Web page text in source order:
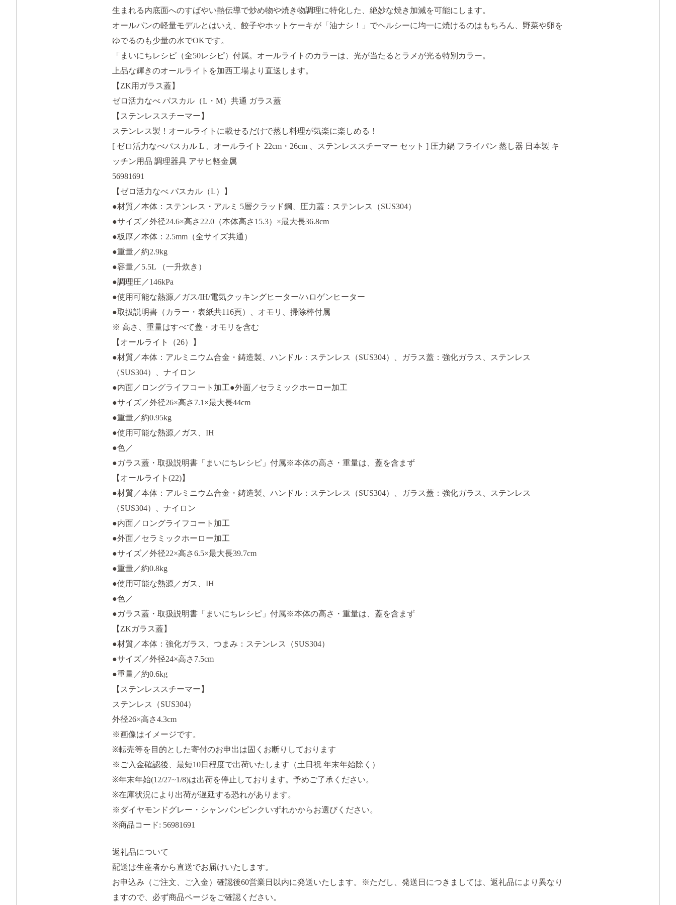
生まれる内底面へのすばやい熱伝導で炒め物や焼き物調理に特化した、絶妙な焼き加減を可能にします。
オールパンの軽量モデルとはいえ、餃子やホットケーキが「油ナシ！」でヘルシーに均一に焼けるのはもちろん、野菜や卵を
ゆでるのも少量の水でOKです。
「まいにちレシピ（全50レシピ）付属。オールライトのカラーは、光が当たるとラメが光る特別カラー。
上品な輝きのオールライトを加西工場より直送します。
【ZK用ガラス蓋】
ゼロ活力なべ パスカル（L・M）共通 ガラス蓋
【ステンレススチーマー】
ステンレス製！オールライトに載せるだけで蒸し料理が気楽に楽しめる！
[ ゼロ活力なべパスカル L 、オールライト 22cm・26cm 、ステンレススチーマー セット ] 圧力鍋 フライパン 蒸し器 日本製 キ
ッチン用品 調理器具 アサヒ軽金属
56981691
【ゼロ活力なべ パスカル（L）】
●材質／本体：ステンレス・アルミ 5層クラッド鋼、圧力蓋：ステンレス（SUS304）
●サイズ／外径24.6×高さ22.0（本体高さ15.3）×最大長36.8cm
●板厚／本体：2.5mm（全サイズ共通）
●重量／約2.9kg
●容量／5.5L （一升炊き）
●調理圧／146kPa
●使用可能な熱源／ガス/IH/電気クッキングヒーター/ハロゲンヒーター
●取扱説明書（カラー・表紙共116頁）、オモリ、掃除棒付属
※ 高さ、重量はすべて蓋・オモリを含む
【オールライト（26）】
●材質／本体：アルミニウム合金・鋳造製、ハンドル：ステンレス（SUS304）、ガラス蓋：強化ガラス、ステンレス
（SUS304）、ナイロン
●内面／ロングライフコート加工●外面／セラミックホーロー加工
●サイズ／外径26×高さ7.1×最大長44cm
●重量／約0.95kg
●使用可能な熱源／ガス、IH
●色／
●ガラス蓋・取扱説明書「まいにちレシピ」付属※本体の高さ・重量は、蓋を含まず
【オールライト(22)】
●材質／本体：アルミニウム合金・鋳造製、ハンドル：ステンレス（SUS304）、ガラス蓋：強化ガラス、ステンレス
（SUS304）、ナイロン
●内面／ロングライフコート加工
●外面／セラミックホーロー加工
●サイズ／外径22×高さ6.5×最大長39.7cm
●重量／約0.8kg
●使用可能な熱源／ガス、IH
●色／
●ガラス蓋・取扱説明書「まいにちレシピ」付属※本体の高さ・重量は、蓋を含まず
【ZKガラス蓋】
●材質／本体：強化ガラス、つまみ：ステンレス（SUS304）
●サイズ／外径24×高さ7.5cm
●重量／約0.6kg
【ステンレススチーマー】
ステンレス（SUS304）
外径26×高さ4.3cm
※画像はイメージです。
※転売等を目的とした寄付のお申出は固くお断りしております
※ご入金確認後、最短10日程度で出荷いたします（土日祝 年末年始除く）
※年末年始(12/27~1/8)は出荷を停止しております。予めご了承ください。
※在庫状況により出荷が遅延する恐れがあります。
※ダイヤモンドグレー・シャンパンピンクいずれかからお選びください。
※商品コード: 56981691
返礼品について
配送は生産者から直送でお届けいたします。
お申込み（ご注文、ご入金）確認後60営業日以内に発送いたします。※ただし、発送日につきましては、返礼品により異なり
ますので、必ず商品ページをご確認ください。